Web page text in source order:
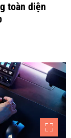
toàn diện